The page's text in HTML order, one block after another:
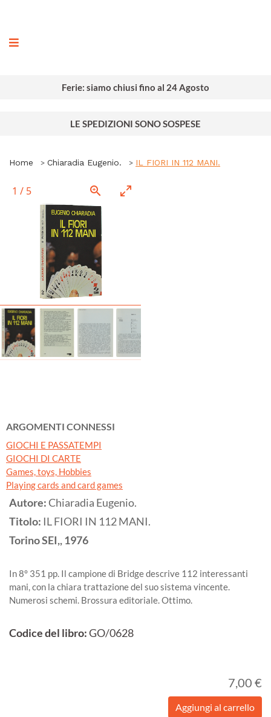
Ferie: siamo chiusi fino al 24 Agosto
LE SPEDIZIONI SONO SOSPESE
Home Chiaradia Eugenio. IL FIORI IN 112 MANI.
1 / 5
ARGOMENTI CONNESSI
GIOCHI E PASSATEMPI
GIOCHI DI CARTE
Games, toys, Hobbies
Playing cards and card games
Autore:Chiaradia Eugenio.
Titolo: IL FIORI IN 112 MANI.
TorinoSEI,,1976
In 8° 351 pp. Il campione di Bridge descrive 112 interessanti
mani, con la chiara trattazione del suo sistema vincente.
Numerosi schemi. Brossura editoriale. Ottimo.
Codice del libro:GO/0628
7,00 €